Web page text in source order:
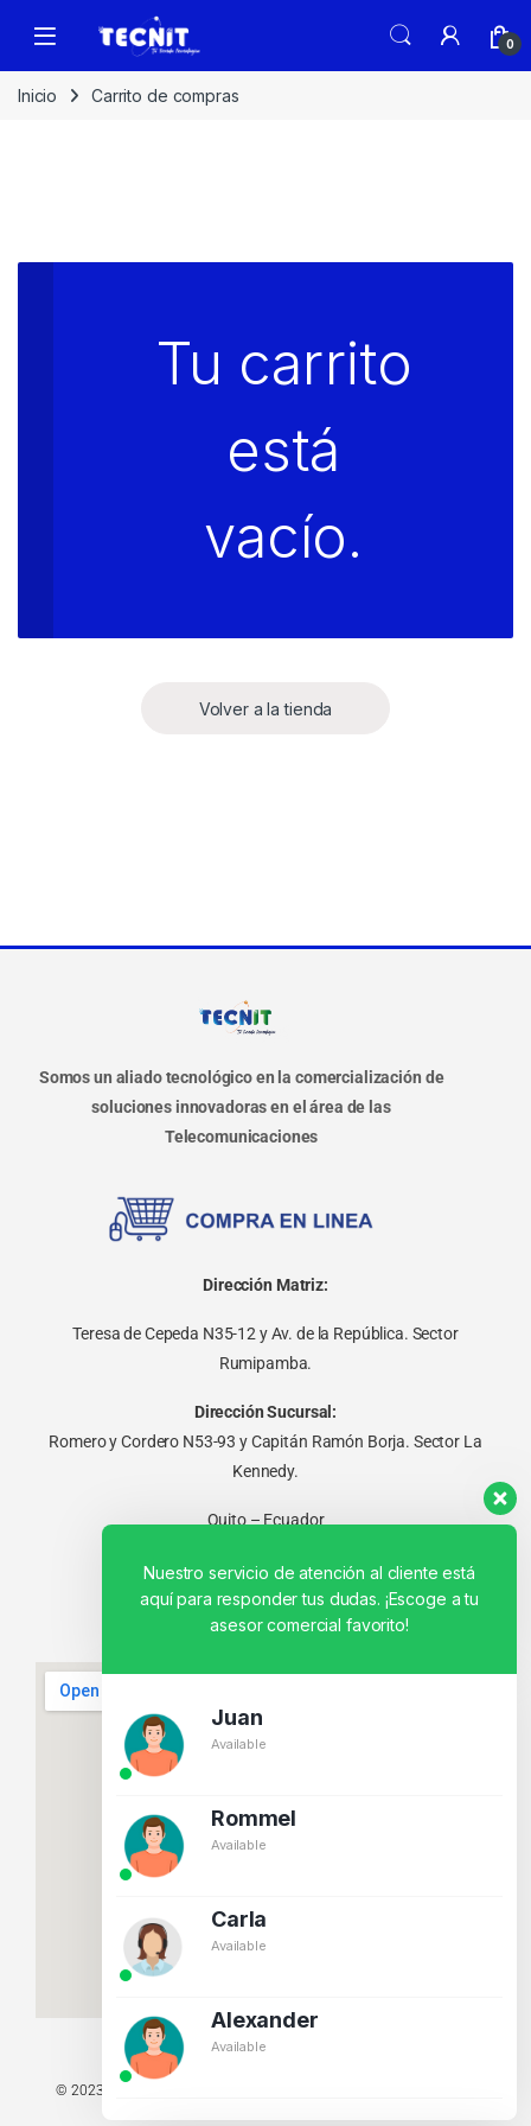
0
Inicio Carrito de compras
Tu carrito
está
vacío.
Volver a la tienda
Somos un aliado tecnológico en la comercialización de
soluciones innovadoras en el área de las
Telecomunicaciones
Dirección Matriz:
Teresa de Cepeda N35-12 y Av. de la República. Sector
Rumipamba.
Dirección Sucursal:
Romero y Cordero N53-93 y Capitán Ramón Borja. Sector La
Kennedy.
Quito – Ecuador
© 2023 TODOS LOS DERECHOS RESERVADOS - TECNIT TU TIENDA
Nuestro servicio de atención al cliente está
aquí para responder tus dudas. ¡Escoge a tu
asesor comercial favorito!
Juan
Available
Rommel
Available
Carla
Available
Alexander
Available